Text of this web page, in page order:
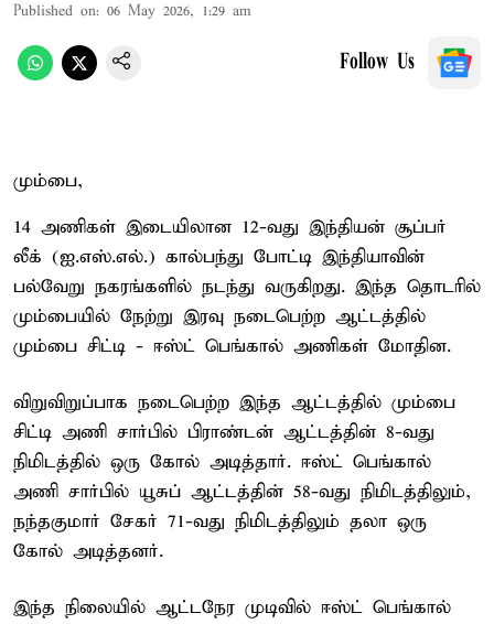
Published on: 06 May 2026, 1:29 am
Follow Us
மும்பை,
14 அணிகள் இடையிலான 12-வது இந்தியன் சூப்பர்
லீக் (ஐ.எஸ்.எல்.) கால்பந்து போட்டி இந்தியாவின்
பல்வேறு நகரங்களில் நடந்து வருகிறது. இந்த தொடரில்
மும்பையில் நேற்று இரவு நடைபெற்ற ஆட்டத்தில்
மும்பை சிட்டி - ஈஸ்ட் பெங்கால் அணிகள் மோதின.
விறுவிறுப்பாக நடைபெற்ற இந்த ஆட்டத்தில் மும்பை
சிட்டி அணி சார்பில் பிராண்டன் ஆட்டத்தின் 8-வது
நிமிடத்தில் ஒரு கோல் அடித்தார். ஈஸ்ட் பெங்கால்
அணி சார்பில் யூசுப் ஆட்டத்தின் 58-வது நிமிடத்திலும்,
நந்தகுமார் சேகர் 71-வது நிமிடத்திலும் தலா ஒரு
கோல் அடித்தனர்.
இந்த நிலையில் ஆட்டநேர முடிவில் ஈஸ்ட் பெங்கால்